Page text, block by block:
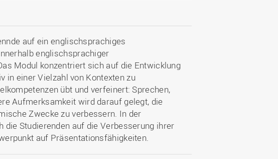
auf ein englischsprachiges
englischsprachiger
Modul konzentriert sich auf die Entwicklung
in einer Vielzahl von Kontexten zu
übt und verfeinert: Sprechen,
Aufmerksamkeit wird darauf gelegt, die
Zwecke zu verbessern. In der
die Studierenden auf die Verbesserung ihrer
auf Präsentationsfähigkeiten.